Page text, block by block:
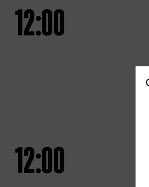
12:00
12:00